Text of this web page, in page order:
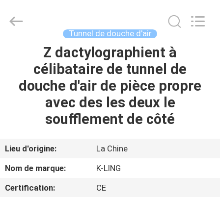
MAISON
PRODUITS
À
PROPOS
DE
Technology
Company.
Tunnel de douche d'air
Z dactylographient à
célibataire de tunnel de
douche d'air de pièce propre
avec des les deux le
soufflement de côté
Lieu d'origine:
La Chine
Nom de marque:
K-LING
Certification:
CE